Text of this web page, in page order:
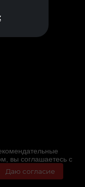
вы соглашаетесь с
Даю согласие